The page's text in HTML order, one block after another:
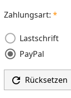
Zahlungsart:
Lastschrift
PayPal
 Rücksetzen